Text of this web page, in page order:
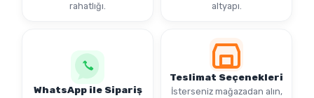
rahatlığı. altyapı.
WhatsApp ile Sipariş
Teslimat Seçenekleri
İsterseniz mağazadan alın,